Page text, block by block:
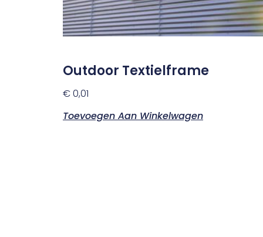
Outdoor Textielframe
€0,01
Toevoegen Aan Winkelwagen